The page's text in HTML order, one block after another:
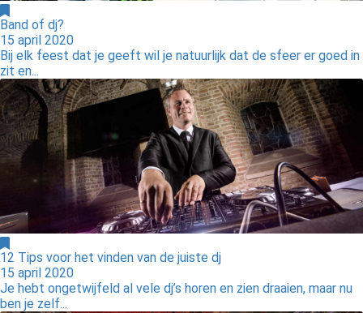
Band of dj?
15 april 2020
Bij elk feest dat je geeft wil je natuurlijk dat de sfeer er goed in
zit en...
12 Tips voor het vinden van de juiste dj
15 april 2020
Je hebt ongetwijfeld al vele dj’s horen en zien draaien, maar nu
ben je zelf...